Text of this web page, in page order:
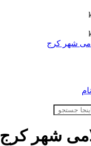
شهر کرج
شهر کرج